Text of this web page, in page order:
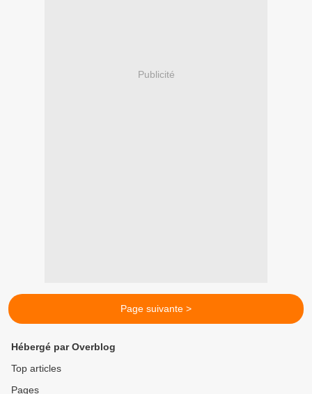
Publicité
Page suivante >
Hébergé par Overblog
Top articles
Pages